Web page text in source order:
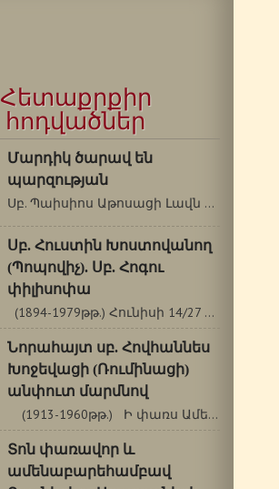
Հետաքրքիր
հոդվածներ
Մարդիկ ծարավ են
պարզության
Սբ. Պաիսիոս Աթոսացի Լավն այն է, որ…
Սբ. Հուստին Խոստովանող
(Պոպովիչ). Սբ. Հոգու
փիլիսոփա
(1894-1979թթ.) Հունիսի 14/27 Սբ. Հուստին…
Նորահայտ սբ. Հովհաննես
Խոջեվացի (Ռումինացի)
անփուտ մարմնով
(1913-1960թթ.) Ի փառս Ամենասուրբ Երրորդության,…
Տոն փառավոր և
ամենաբարեհամբավ